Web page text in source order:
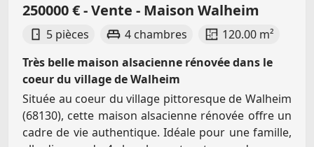
250000 € - Vente - Maison Walheim
5 pièces 4 chambres
120.00 m²
Très belle maison alsacienne rénovée dans le
coeur du village de Walheim
Située au coeur du village pittoresque de Walheim
(68130), cette maison alsacienne rénovée offre un
cadre de vie authentique. Idéale pour une famille,